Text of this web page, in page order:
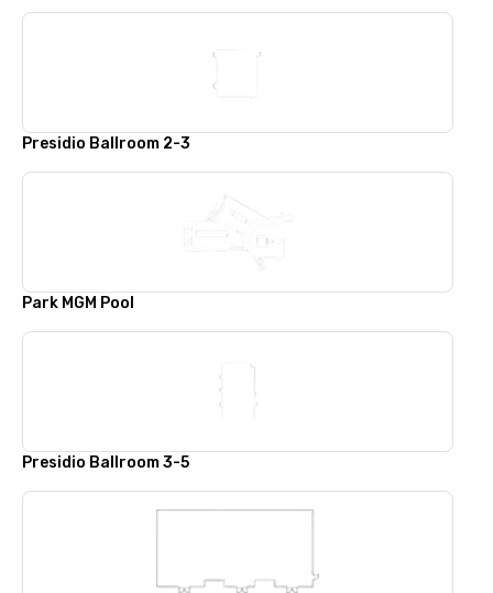
Presidio Ballroom 2-3
Park MGM Pool
Presidio Ballroom 3-5